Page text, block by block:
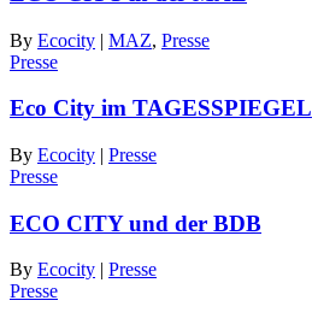
By Ecocity | MAZ, Presse
Presse
Eco City im TAGESSPIEGEL
By Ecocity | Presse
Presse
ECO CITY und der BDB
By Ecocity | Presse
Presse